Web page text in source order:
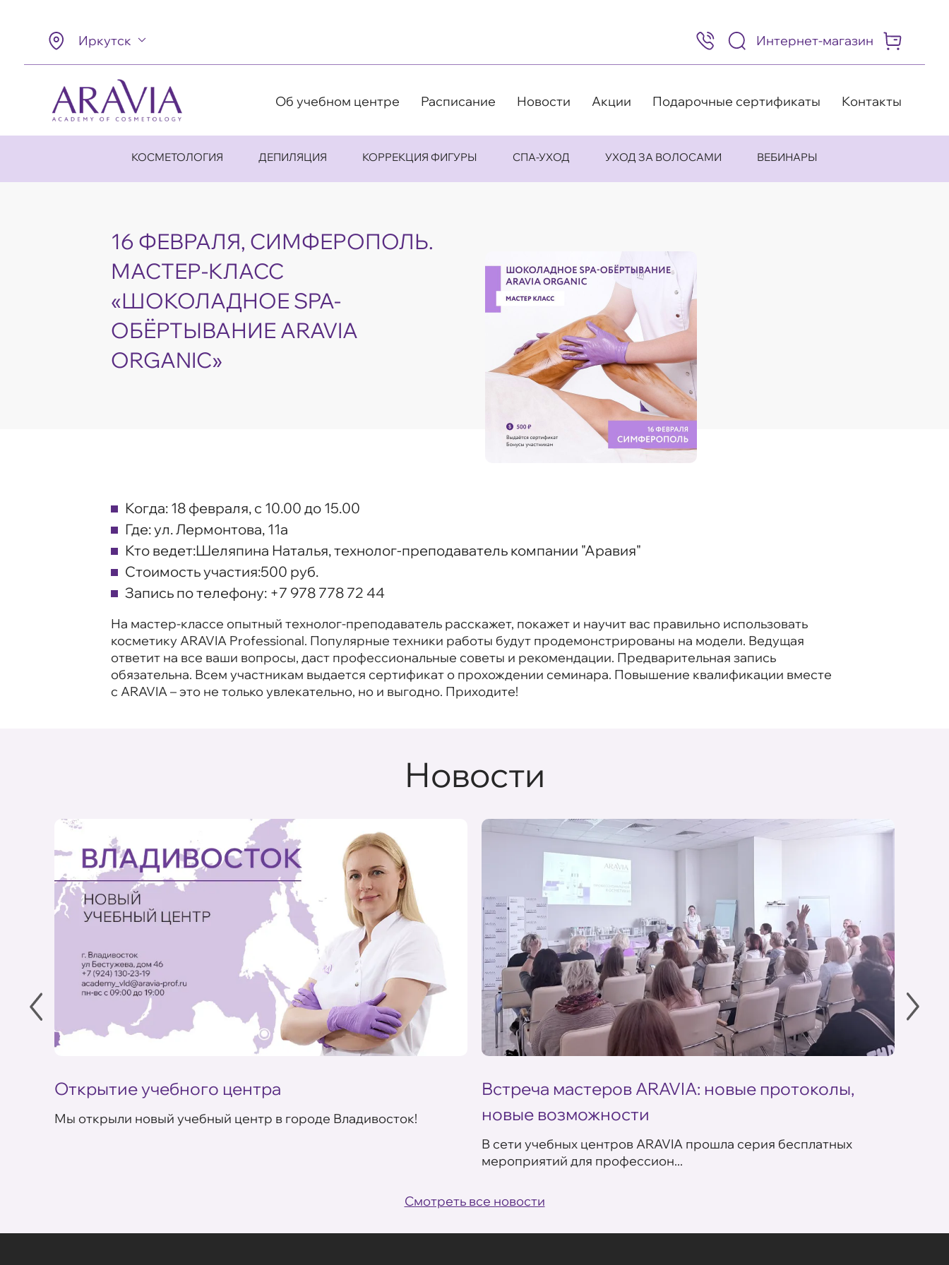
Иркутск
8
(495)
505-
98
Интернет-магазин
Об учебном центре Расписание Новости Акции Подарочные сертификаты Контакты
КОСМЕТОЛОГИЯ ДЕПИЛЯЦИЯ КОРРЕКЦИЯ ФИГУРЫ СПА-УХОД УХОД ЗА ВОЛОСАМИ ВЕБИНАРЫ
16 ФЕВРАЛЯ, СИМФЕРОПОЛЬ.
МАСТЕР-КЛАСС
«ШОКОЛАДНОЕ SPA-
ОБЁРТЫВАНИЕ ARAVIA
ORGANIC»
Когда: 18 февраля, с 10.00 до 15.00
Где:ул. Лермонтова, 11а
Кто ведет:Шеляпина Наталья, технолог-преподаватель компании "Аравия"
Стоимость участия:500 руб.
Запись по телефону: +7 978 778 72 44
На мастер-классе опытный технолог-преподаватель расскажет, покажет и научит вас правильно использовать
косметику ARAVIA Professional. Популярные техники работы будут продемонстрированы на модели. Ведущая
ответит на все ваши вопросы, даст профессиональные советы и рекомендации. Предварительная запись
обязательна. Всем участникам выдается сертификат о прохождении семинара. Повышение квалификации вместе
с ARAVIA – это не только увлекательно, но и выгодно. Приходите!
Новости
Открытие учебного центра
Мы открыли новый учебный центр в городе Владивосток!
Встреча мастеров ARAVIA: новые протоколы,
новые возможности
В сети учебных центров ARAVIA прошла серия бесплатных
мероприятий для профессион...
Смотреть все новости